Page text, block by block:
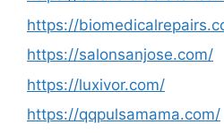
https://
https://salonsanjose.com/
https://luxivor.com/
https://qqpulsamama.com/